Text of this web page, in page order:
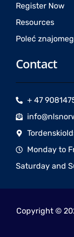
Register Now
Resources
Poleć
Contact
+ 47
Monday to
Saturday and
Copyright ©